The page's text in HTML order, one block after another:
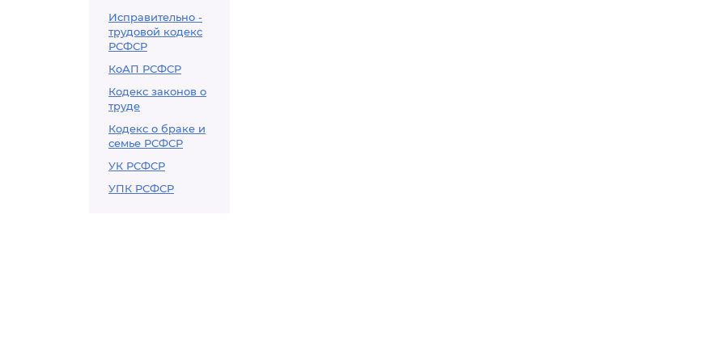
Исправительно -
трудовой кодекс
РСФСР
КоАП РСФСР
Кодекс законов о
труде
Кодекс о браке и
семье РСФСР
УК РСФСР
УПК РСФСР